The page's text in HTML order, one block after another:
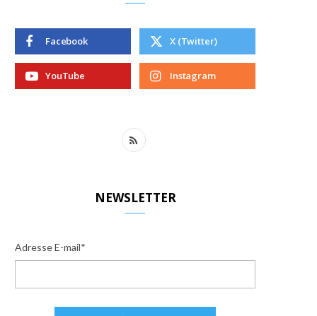
Facebook X (Twitter)
YouTube Instagram
R
NEWSLETTER
Adresse E-mail*